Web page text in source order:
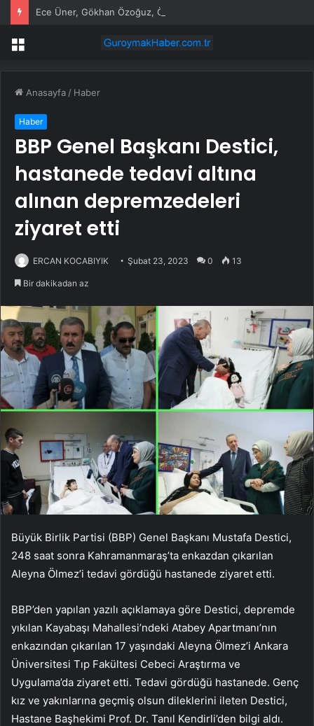
Menü
Anasayfa / Haber
Haber
BBP Genel Başkanı Destici,
hastanede tedavi altına
alınan depremzedeleri
ziyaret etti
ERCAN KOCABIYIK Şubat 23, 2023 0 13
Bir dakikadan az
Büyük Birlik Partisi (BBP) Genel Başkanı Mustafa Destici,
248 saat sonra Kahramanmaraş’ta enkazdan çıkarılan
Aleyna Ölmez’i tedavi gördüğü hastanede ziyaret etti.
BBP’den yapılan yazılı açıklamaya göre Destici, depremde
yıkılan Kayabaşı Mahallesi’ndeki Atabey Apartmanı’nın
enkazından çıkarılan 17 yaşındaki Aleyna Ölmez’i Ankara
Üniversitesi Tıp Fakültesi Cebeci Araştırma ve
Uygulama’da ziyaret etti. Tedavi gördüğü hastanede. Genç
kız ve yakınlarına geçmiş olsun dileklerini ileten Destici,
Hastane Başhekimi Prof. Dr. Tanıl Kendirli’den bilgi aldı.